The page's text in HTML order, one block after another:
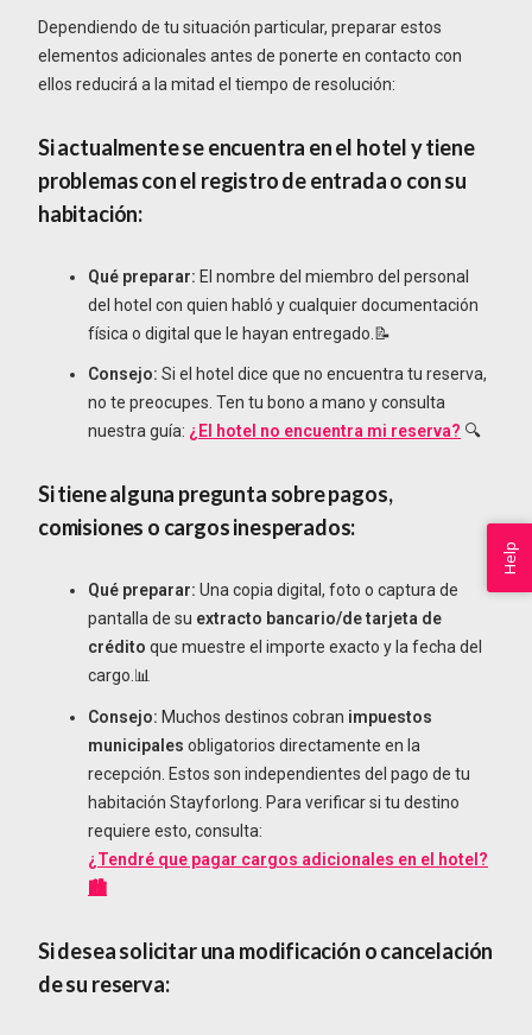
Dependiendo de tu situación particular, preparar estos
elementos adicionales antes de ponerte en contacto con
ellos reducirá a la mitad el tiempo de resolución:
Si actualmente se encuentra en el hotel y tiene
problemas con el registro de entrada o con su
habitación:
Qué preparar: El nombre del miembro del personal
del hotel con quien habló y cualquier documentación
física o digital que le hayan entregado.📝
Consejo: Si el hotel dice que no encuentra tu reserva,
no te preocupes. Ten tu bono a mano y consulta
nuestra guía: ¿El hotel no encuentra mi reserva? 🔍
Si tiene alguna pregunta sobre pagos,
comisiones o cargos inesperados:
Qué preparar: Una copia digital, foto o captura de
pantalla de su extracto bancario/de tarjeta de
crédito que muestre el importe exacto y la fecha del
cargo.📊
Consejo: Muchos destinos cobran impuestos
municipales obligatorios directamente en la
recepción. Estos son independientes del pago de tu
habitación Stayforlong. Para verificar si tu destino
requiere esto, consulta:
¿Tendré que pagar cargos adicionales en el hotel?
🏙️
Si desea solicitar una modificación o cancelación
de su reserva:
Help